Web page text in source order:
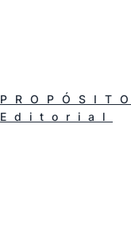
PROPÓSITO
Editorial